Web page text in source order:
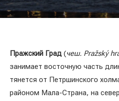
Пражский Град (чеш. Pražský
занимает восточную часть
тянется от Петршинского
районом Мала-Страна, на